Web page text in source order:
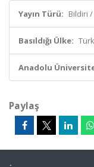
Yayın Türü: Bildiri
Basıldığı Ülke:
Anadolu
Paylaş